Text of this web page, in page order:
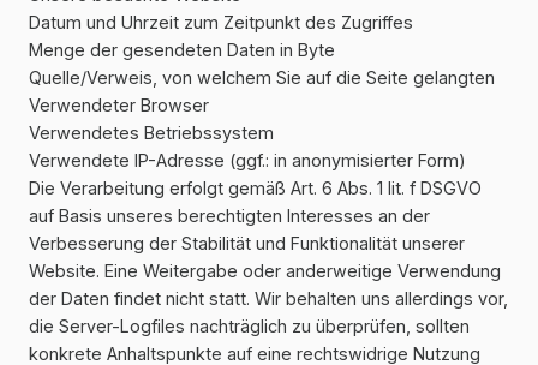
Datum und Uhrzeit zum Zeitpunkt des Zugriffes
Menge der gesendeten Daten in Byte
Quelle/Verweis, von welchem Sie auf die Seite gelangten
Verwendeter Browser
Verwendetes Betriebssystem
Verwendete IP-Adresse (ggf.: in anonymisierter Form)
Die Verarbeitung erfolgt gemäß Art. 6 Abs. 1 lit. f DSGVO
auf Basis unseres berechtigten Interesses an der
Verbesserung der Stabilität und Funktionalität unserer
Website. Eine Weitergabe oder anderweitige Verwendung
der Daten findet nicht statt. Wir behalten uns allerdings vor,
die Server-Logfiles nachträglich zu überprüfen, sollten
konkrete Anhaltspunkte auf eine rechtswidrige Nutzung